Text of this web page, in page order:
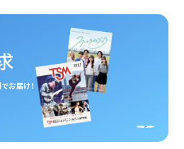
お届け！